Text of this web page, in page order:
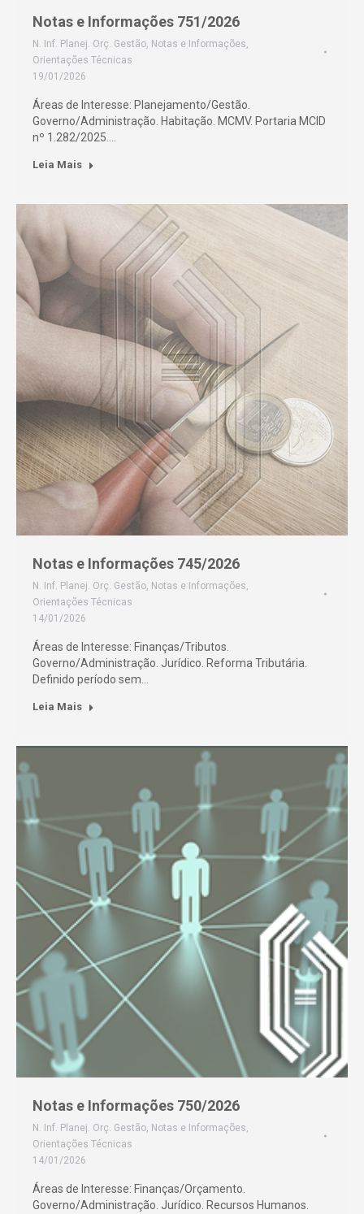
Notas e Informações 751/2026
N. Inf. Planej. Orç. Gestão, Notas e Informações,
Orientações Técnicas
19/01/2026
Áreas de Interesse: Planejamento/Gestão.
Governo/Administração. Habitação. MCMV. Portaria MCID
nº 1.282/2025.…
Leia Mais
Notas e Informações 745/2026
N. Inf. Planej. Orç. Gestão, Notas e Informações,
Orientações Técnicas
14/01/2026
Áreas de Interesse: Finanças/Tributos.
Governo/Administração. Jurídico. Reforma Tributária.
Definido período sem…
Leia Mais
Notas e Informações 750/2026
N. Inf. Planej. Orç. Gestão, Notas e Informações,
Orientações Técnicas
14/01/2026
Áreas de Interesse: Finanças/Orçamento.
Governo/Administração. Jurídico. Recursos Humanos.